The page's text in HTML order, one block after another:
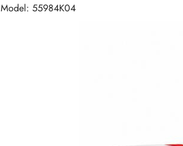
Model: 55984K04